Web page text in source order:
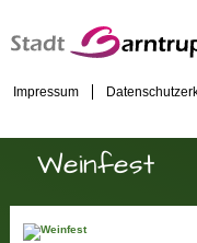
Impressum
Weinfest